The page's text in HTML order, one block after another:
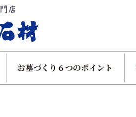
お墓づくり６つのポイント